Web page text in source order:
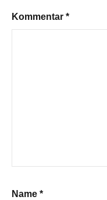
Kommentar *
Name *